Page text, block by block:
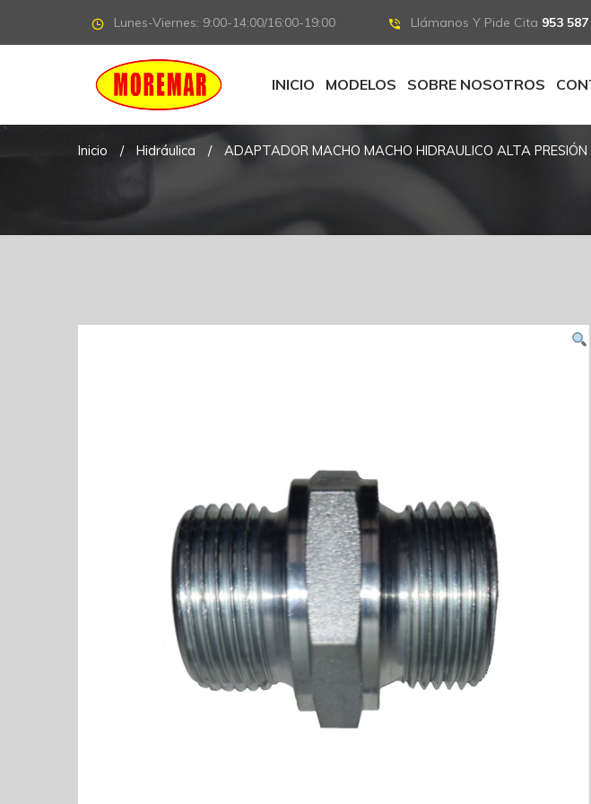
Lunes-Viernes: 9:00-14:00/16:00-19:00 Llámanos Y Pide Cita 953
INICIO MODELOS SOBRE NOSOTROS
Inicio / Hidráulica / ADAPTADOR MACHO MACHO HIDRAULICO ALTA PRESIÓN